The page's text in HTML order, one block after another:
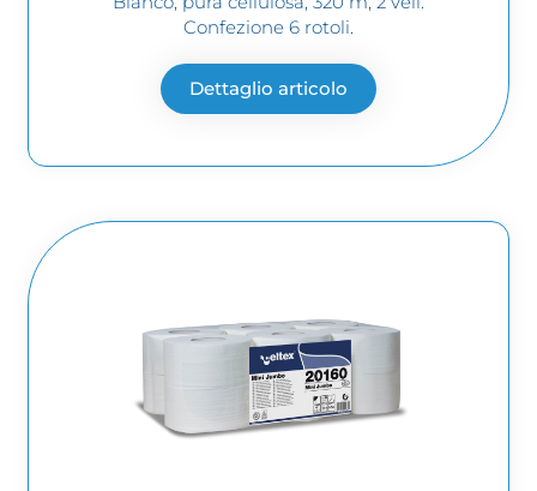
Confezione 6 rotoli.
Dettaglio articolo